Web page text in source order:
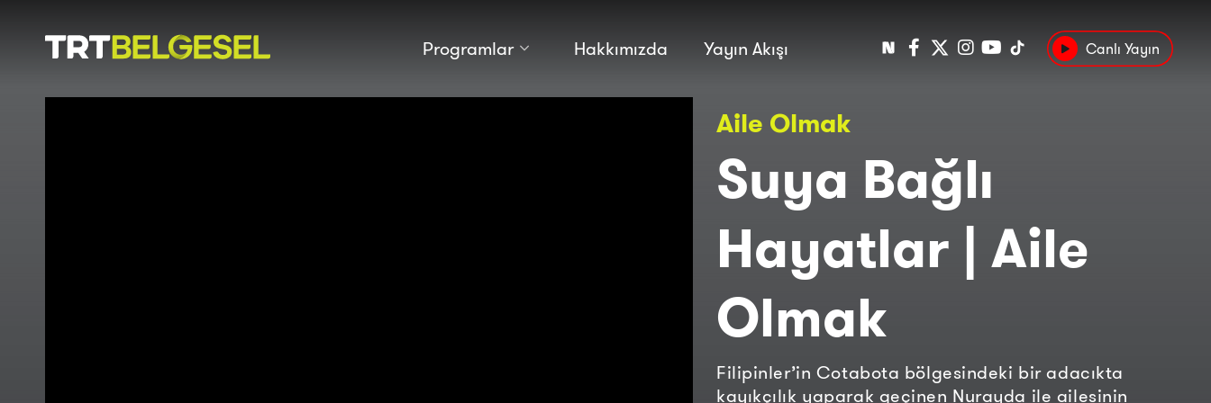
Programlar
Doğa
Macera
Popüler
Hakkımızda Yayın Akışı Canlı Yayın
Aile Olmak
Suya Bağlı
Hayatlar | Aile
Olmak
Filipinler’in Cotabota bölgesindeki bir adacıkta
kayıkçılık yaparak geçinen Nurayda ile ailesinin